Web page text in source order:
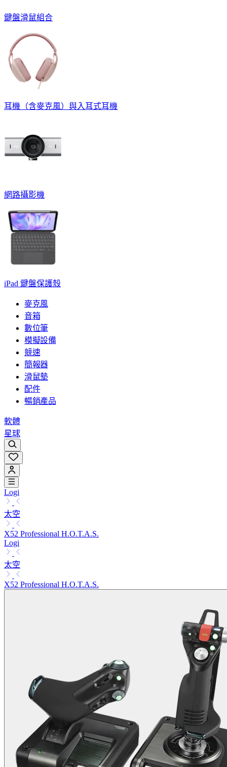
鍵盤滑鼠組合
耳機（含麥克風）與入耳式耳機
網路攝影機
iPad 鍵盤保護殼
麥克風
音箱
數位筆
模擬設備
競速
簡報器
滑鼠墊
配件
暢銷產品
軟體
星球
Logi
太空
X52 Professional H.O.T.A.S.
Logi
太空
X52 Professional H.O.T.A.S.